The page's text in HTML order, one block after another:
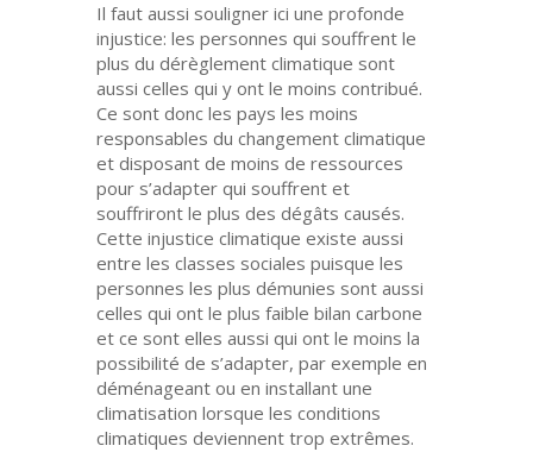
Il faut aussi souligner ici une profonde
injustice: les personnes qui souffrent le
plus du dérèglement climatique sont
aussi celles qui y ont le moins contribué.
Ce sont donc les pays les moins
responsables du changement climatique
et disposant de moins de ressources
pour s’adapter qui souffrent et
souffriront le plus des dégâts causés.
Cette injustice climatique existe aussi
entre les classes sociales puisque les
personnes les plus démunies sont aussi
celles qui ont le plus faible bilan carbone
et ce sont elles aussi qui ont le moins la
possibilité de s’adapter, par exemple en
déménageant ou en installant une
climatisation lorsque les conditions
climatiques deviennent trop extrêmes.